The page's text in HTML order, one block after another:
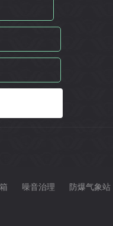
噪音治理 防爆气象站